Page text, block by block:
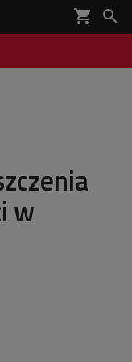
shopping_cart 

w